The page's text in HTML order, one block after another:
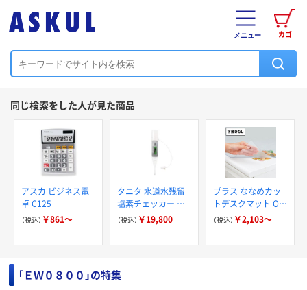
カゴ
メニュー
同じ検索をした人が見た商品
アスカ ビジネス電
卓 C125
（税込） ￥861～
タニタ 水道水残留
塩素チェッカー マ
グネット キャップ
付き 水質管理 EW-
（税込） ￥19,800
プラス ななめカッ
トデスクマット OA
タイプ
（税込） ￥2,103～
「ＥＷ０８００」の特集